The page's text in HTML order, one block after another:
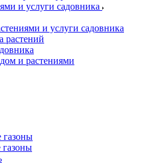
и услуги садовника
и услуги садовника
растений
и растениями
газоны